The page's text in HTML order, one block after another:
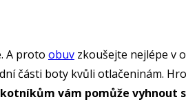
A proto obuv zkoušejte nejlépe v
části boty kvůli otlačeninám.
vám pomůže vyhnout